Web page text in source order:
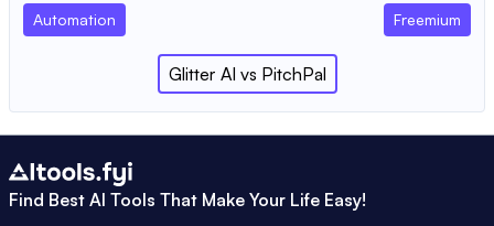
Automation Freemium
Glitter AI vs PitchPal
Find Best AI Tools That Make Your Life Easy!